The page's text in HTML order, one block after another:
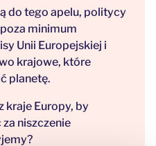
do tego apelu, politycy
minimum
Unii Europejskiej i
krajowe, które
planetę.
kraje Europy, by
niszczenie